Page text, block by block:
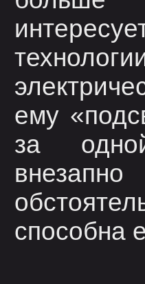
ему
за
способна